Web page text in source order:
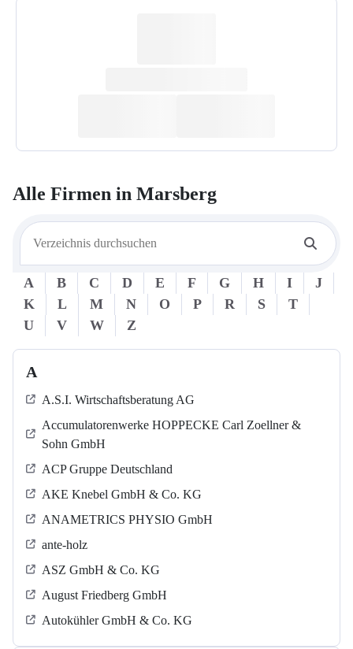
Alle Firmen in Marsberg
A B C D E F G H I
J
K
L M N O P R S
T
U
V W Z
A
A.S.I. Wirtschaftsberatung AG
Accumulatorenwerke HOPPECKE Carl Zoellner &
Sohn GmbH
ACP Gruppe Deutschland
AKE Knebel GmbH & Co. KG
ANAMETRICS PHYSIO GmbH
ante-holz
ASZ GmbH & Co. KG
August Friedberg GmbH
Autokühler GmbH & Co. KG